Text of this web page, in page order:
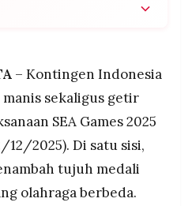
atletik (1 emas), dan
emas, 28 perak, dan 24
tersingkir dari semifinal
3-1 atas Myanmar,
gol dari Malaysia
up terbaik (Indonesia 3-
– Kontingen Indonesia
sekaligus getir
SEA Games 2025
12/2025). Di satu sisi,
tujuh medali
olahraga berbeda.